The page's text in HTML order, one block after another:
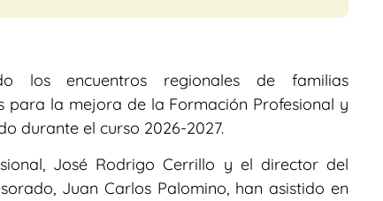
los encuentros regionales de familias
para la mejora de la Formación Profesional y
durante el curso 2026-2027.
José Rodrigo Cerrillo y el director del
Juan Carlos Palomino, han asistido en